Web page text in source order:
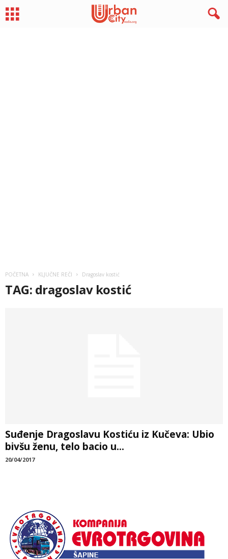
POČETNA KLJUČNE REČI Dragoslav kostić
TAG: dragoslav kostić
Suđenje Dragoslavu Kostiću iz Kučeva: Ubio
bivšu ženu, telo bacio u...
20/04/2017